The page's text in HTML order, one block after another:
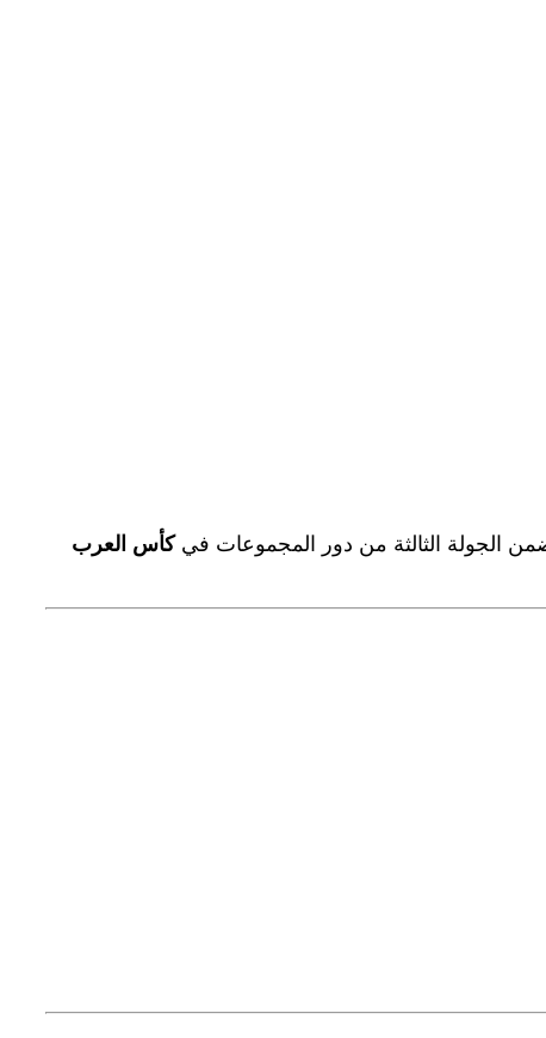
الجولة الثالثة من دور المجموعات فيكأس العرب